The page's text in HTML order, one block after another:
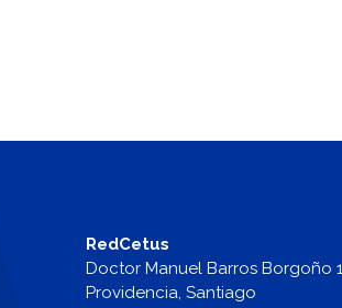
RedCetus
Doctor Manuel Barros Borgoño
Providencia, Santiago